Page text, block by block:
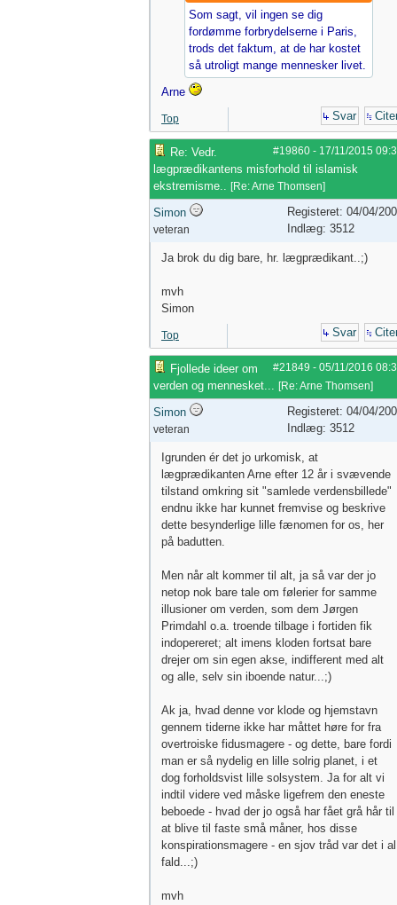
Som sagt, vil ingen se dig
fordømme forbrydelserne i Paris,
trods det faktum, at de har kostet
så utroligt mange mennesker livet.
Arne
Top Svar
#19860 - 17/11/2015
Re: Vedr.
lægprædikantens misforhold til islamisk
ekstremisme.. [Re: Arne Thomsen]
Simon
veteran
Registeret: 04/04/
Indlæg: 3512
Ja brok du dig bare, hr. lægprædikant..;)
mvh
Simon
Top Svar
#21849 - 05/11/2016
Fjollede ideer om
verden og mennesket... [Re: Arne Thomsen]
Simon
veteran
Registeret: 04/04/
Indlæg: 3512
Igrunden ér det jo urkomisk, at
lægprædikanten Arne efter 12 år i svævende
tilstand omkring sit "samlede verdensbillede"
endnu ikke har kunnet fremvise og beskrive
dette besynderlige lille fænomen for os, her
på badutten.
Men når alt kommer til alt, ja så var der jo
netop nok bare tale om følerier for samme
illusioner om verden, som dem Jørgen
Primdahl o.a. troende tilbage i fortiden fik
indopereret; alt imens kloden fortsat bare
drejer om sin egen akse, indifferent med alt
og alle, selv sin iboende natur...;)
Ak ja, hvad denne vor klode og hjemstavn
gennem tiderne ikke har måttet høre for fra
overtroiske fidusmagere - og dette, bare fordi
man er så nydelig en lille solrig planet, i et
dog forholdsvist lille solsystem. Ja for alt vi
indtil videre ved måske ligefrem den eneste
beboede - hvad der jo også har fået grå hår til
at blive til faste små måner, hos disse
konspirationsmagere - en sjov tråd var det i al
fald...;)
mvh